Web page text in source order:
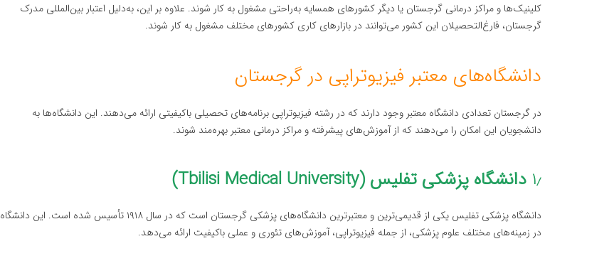
کلینیک‌ها و مراکز درمانی گرجستان یا دیگر کشورهای همسایه به‌راحتی مشغول به کار شوند. علاوه بر این، به‌دلیل اعتبار بین‌المللی مدرک
گرجستان، فارغ‌التحصیلان این کشور می‌توانند در بازارهای کاری کشورهای مختلف مشغول به کار شوند.
دانشگاه‌های معتبر فیزیوتراپی در گرجستان
در گرجستان تعدادی دانشگاه معتبر وجود دارند که در رشته فیزیوتراپی برنامه‌های تحصیلی باکیفیتی ارائه می‌دهند. این دانشگاه‌ها به
دانشجویان این امکان را می‌دهند که از آموزش‌های پیشرفته و مراکز درمانی معتبر بهره‌مند شوند.
۱٫ دانشگاه پزشکی تفلیس (Tbilisi Medical University)
دانشگاه پزشکی تفلیس یکی از قدیمی‌ترین و معتبرترین دانشگاه‌های پزشکی گرجستان است که در سال ۱۹۱۸ تأسیس شده است. این دانشگاه
در زمینه‌های مختلف علوم پزشکی، از جمله فیزیوتراپی، آموزش‌های تئوری و عملی باکیفیت ارائه می‌دهد.